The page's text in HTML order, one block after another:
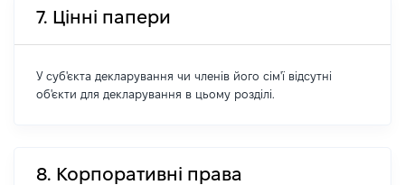
7. Цінні папери
У суб'єкта декларування чи членів його сім'ї відсутні
об'єкти для декларування в цьому розділі.
8. Корпоративні права